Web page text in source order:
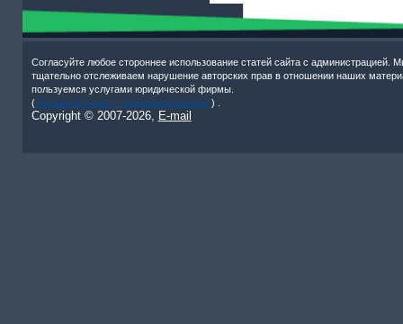
Согласуйте любое стороннее использование статей сайта с администрацией.
тщательно отслеживаем нарушение авторских прав в отношении наших
пользуемся услугами юридической фирмы.
(Активный отдых – роликовые коньки! ) .
Copyright © 2007-2026, E-mail